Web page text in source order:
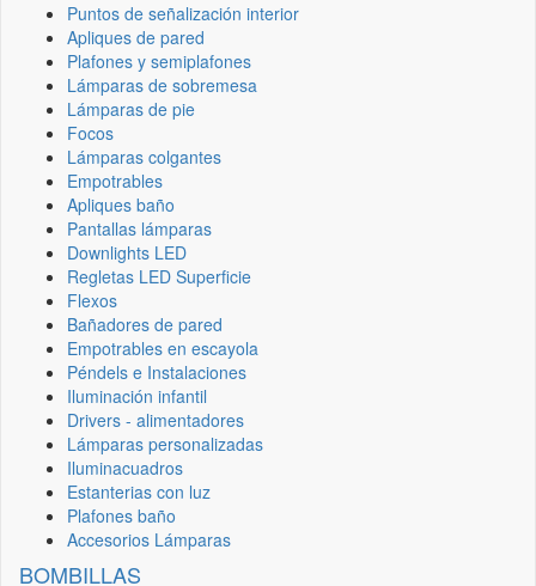
Puntos de señalización interior
Apliques de pared
Plafones y semiplafones
Lámparas de sobremesa
Lámparas de pie
Focos
Lámparas colgantes
Empotrables
Apliques baño
Pantallas lámparas
Downlights LED
Regletas LED Superficie
Flexos
Bañadores de pared
Empotrables en escayola
Péndels e Instalaciones
Iluminación infantil
Drivers - alimentadores
Lámparas personalizadas
Iluminacuadros
Estanterias con luz
Plafones baño
Accesorios Lámparas
BOMBILLAS